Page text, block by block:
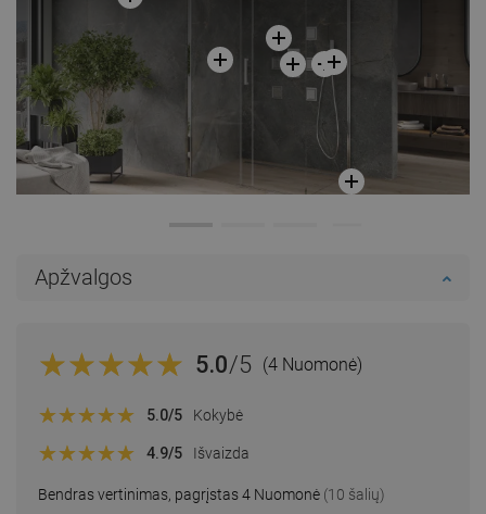
Apžvalgos
5.0/5 (4 Nuomonė)
Bendras vertinimas, pagrįstas 4 Nuomonė (10 šalių)
5.0/5 Kokybė
4.9/5 Išvaizda